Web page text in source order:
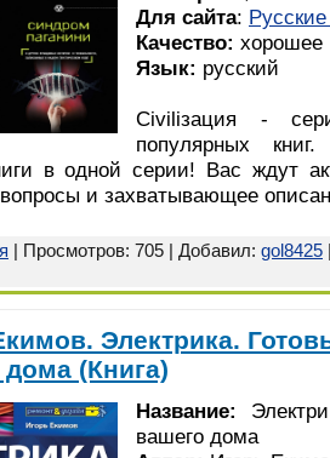
Для сайта: Русские
Качество: хорошее
Язык: русский
Civiliзация -
популярных
в одной серии! Вас ждут
и захватывающее
| Просмотров: 705 | Добавил: gol8425
Электрика.
(Книга)
Название:
вашего дома